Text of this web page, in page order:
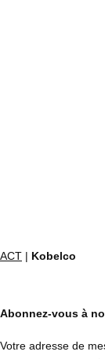
ACT | Kobelco
Abonnez-vous à
Votre adresse de